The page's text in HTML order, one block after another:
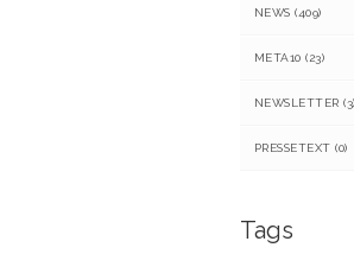
NEWS (409)
META10 (23)
NEWSLETTER (3)
PRESSETEXT (0)
Tags